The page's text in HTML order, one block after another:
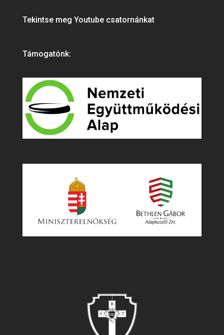
Tekintse meg Youtube csatornánkat
Támogatónk: